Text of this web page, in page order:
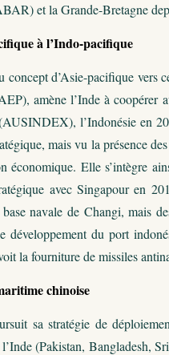
et la Grande-Bretagne
à l’Indo-pacifique
concept d’Asie-pacifique vers
amène l’Inde à coopérer
l’Indonésie en
mais vu la présence
économique. Elle s’intègre
avec Singapour en
navale de Changi, mais
développement du port
la fourniture de missiles
chinoise
sa stratégie de
(Pakistan, Bangladesh,